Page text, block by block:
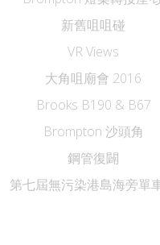
新舊咀咀碰
VR Views
大角咀廟會 2016
Brooks B190 & B67
Brompton 沙頭角
鋼管復闢
第七屆無污染港島海旁單